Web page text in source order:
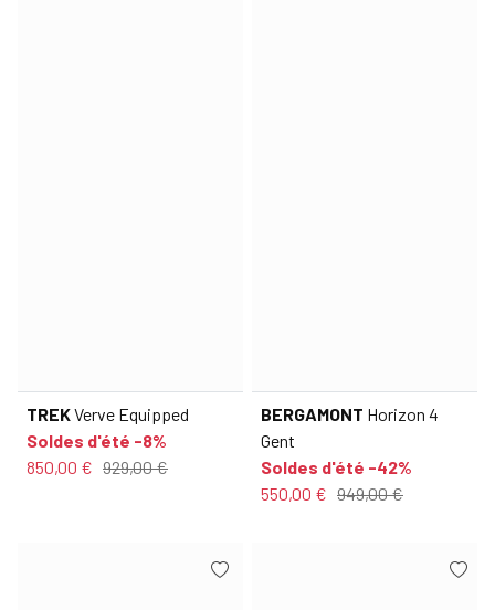
TREKVerve Equipped
Soldes d'été -8%
850,00 € 929,00 €
BERGAMONT Horizon 4
Gent
Soldes d'été -42%
550,00 € 949,00 €